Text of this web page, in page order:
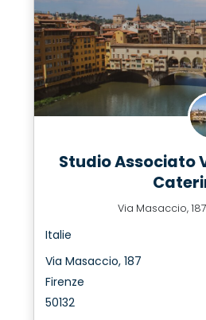
Studio Associato
Via Masaccio,
Italie
Via Masaccio, 187
Firenze
50132